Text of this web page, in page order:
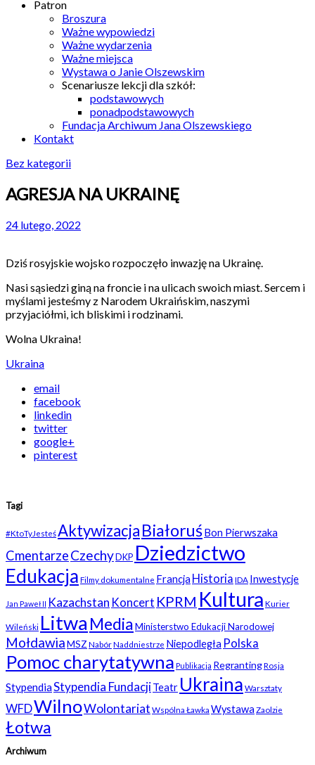
Patron
Broszura
Ważne wypowiedzi
Ważne wydarzenia
Ważne miejsca
Wystawa o Janie Olszewskim
Scenariusze lekcji dla szkół:
podstawowych
ponadpodstawowych
Fundacja Archiwum Jana Olszewskiego
Kontakt
Bez kategorii
AGRESJA NA UKRAINĘ
24 lutego, 2022
Dziś rosyjskie wojsko rozpoczęło inwazję na Ukrainę.
Nasi sąsiedzi giną na froncie i na ulicach swoich miast. Sercem i
myślami jesteśmy z Narodem Ukraińskim, naszymi
przyjaciółmi, ich bliskimi i rodzinami.
Wolna Ukraina!
Ukraina
email
facebook
linkedin
twitter
google+
pinterest
Tagi
#KtoTyJesteśAktywizacjaBiałoruśBon Pierwszaka
CmentarzeCzechyDKP Dziedzictwo
Edukacja Filmy dokumentalne Francja Historia IDA Inwestycje
Jan Paweł II Kazachstan Koncert KPRM Kultura Kurier
Wileński Litwa MediaMinisterstwo Edukacji Narodowej
MołdawiaMSZ NabórNaddniestrze Niepodległa Polska
Pomoc charytatywna Publikacja RegrantingRosja
StypendiaStypendia FundacjiTeatr Ukraina Warsztaty
WFDWilnoWolontariat Wspólna Ławka Wystawa Zaolzie
Łotwa
Archiwum